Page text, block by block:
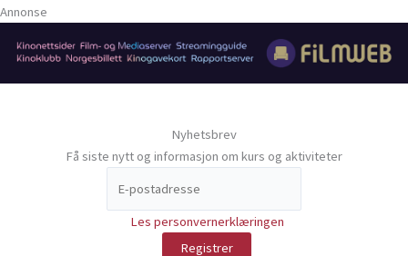
Annonse
Nyhetsbrev
Få siste nytt og informasjon om kurs og aktiviteter
Les personvernerklæringen